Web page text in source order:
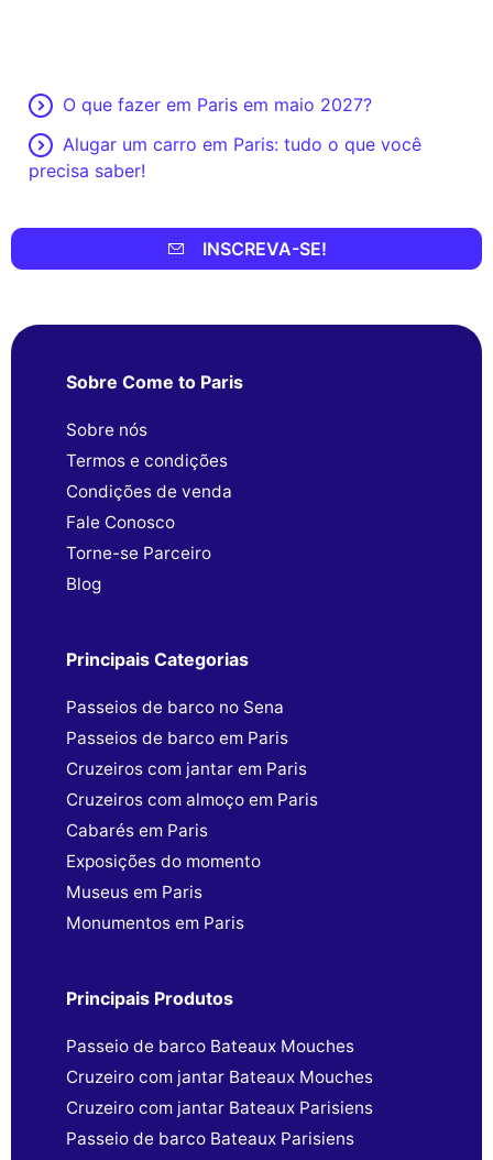
O que fazer em Paris em maio 2027?
Alugar um carro em Paris: tudo o que você
precisa saber!
INSCREVA-SE!
Sobre Come to Paris
Sobre nós
Termos e condições
Condições de venda
Fale Conosco
Torne-se Parceiro
Blog
Principais Categorias
Passeios de barco no Sena
Passeios de barco em Paris
Cruzeiros com jantar em Paris
Cruzeiros com almoço em Paris
Cabarés em Paris
Exposições do momento
Museus em Paris
Monumentos em Paris
Principais Produtos
Passeio de barco Bateaux Mouches
Cruzeiro com jantar Bateaux Mouches
Cruzeiro com jantar Bateaux Parisiens
Passeio de barco Bateaux Parisiens